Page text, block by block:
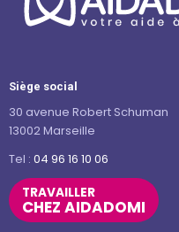
Siège social
30 avenue Robert Schuman
13002 Marseille
Tel : 04 96 16 10 06
TRAVAILLER
CHEZ AIDADOMI